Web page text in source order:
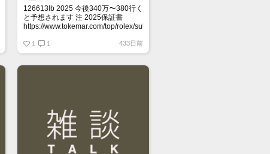
126613lb 2025 今後340万〜380行く
と予想されます 注 2025保証書
https://www.tokemar.com/top/rolex/submariner/166613lb-
マジ上がる予想しかない
1 1 433日前